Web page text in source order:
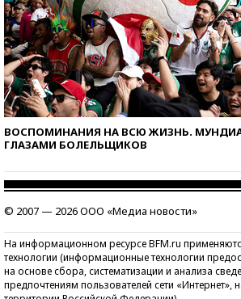
ВОСПОМИНАНИЯ НА ВСЮ ЖИЗНЬ.
ГЛАЗАМИ БОЛЕЛЬЩИКОВ
© 2007 — 2026 ООО «Медиа новости»
На информационном ресурсе BFM.ru
технологии (информационные технологии
на основе сбора, систематизации и анализа
предпочтениям пользователей сети «Интернет»,